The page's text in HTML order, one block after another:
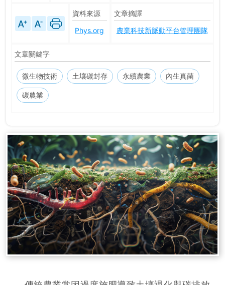
資料來源
Phys.org
文章摘譯
農業科技新脈動平台管理團隊
文章關鍵字
微生物技術 土壤碳封存 永續農業 內生真菌
碳農業